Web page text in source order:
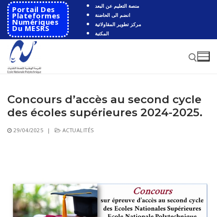
Aller
contenu
Portail Des
Plateformes
Numériques
Du MESRS
منصة التعليم عن البعد
انضم الى الحاضنة
مركز تطوير المقاولاتية
المكتبة
Rechercher :
Rechercher
:
Présentation
Histoire de l’école
Départements
Automatique
Coopération
Concours d’accès au second cycle
des écoles supérieures 2024-2025.
29/04/2025 | ACTUALITÉS